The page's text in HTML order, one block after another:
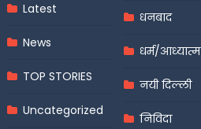
Latest
News
TOP STORIES
Uncategorized
धनबाद
धर्म/आध्यात्म
नयी दिल्ली
निविदा